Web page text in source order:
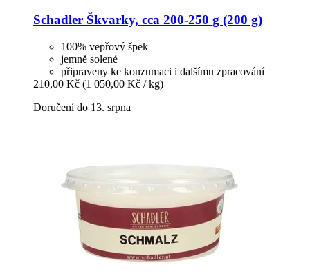
Schadler Škvarky, cca 200-​250 g (200 g)
100% vepřový špek
jemně solené
připraveny ke konzumaci i dalšímu zpracování
210,00 Kč (1 050,00 Kč / kg)
Doručení do 13. srpna